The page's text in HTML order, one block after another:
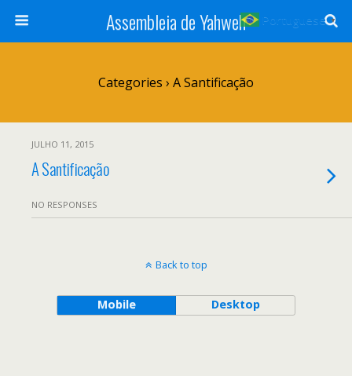
Assembleia de Yahweh
Categories › A Santificação
JULHO 11, 2015
A Santificação
NO RESPONSES
Back to top
Mobile Desktop
Portuguese ▼